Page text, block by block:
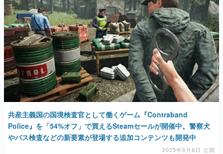
一先生によるゲーム業界レポートマンガです。
なんでゲームは面白い？
ゲーム開発者・hamatsu氏がゲームの魅力を画面や操作の
具体的な形から解き明かしていく、硬派で骨太な評論連載
です。
ゲームが変えた日本語
「経験値」「裏技」「ラスボス」… ゲームにまつわる言葉
の起源や用法の変遷を、コンピューター文化史研究家・タ
イニーP氏が徹底調査。
カテゴリ
特集記事
共産主義国の国境検査官として働くゲーム『Contraband
Police』を「54%オフ」で買えるSteamセールが開催中。警察犬
やバス検査などの新要素が登場する追加コンテンツも開発中
2025年9月8日 公開